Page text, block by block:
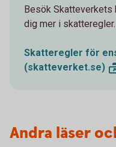
Besök Skatteverkets
dig mer i skatteregler.
Skatteregler för
(skatteverket.se)
Andra läser